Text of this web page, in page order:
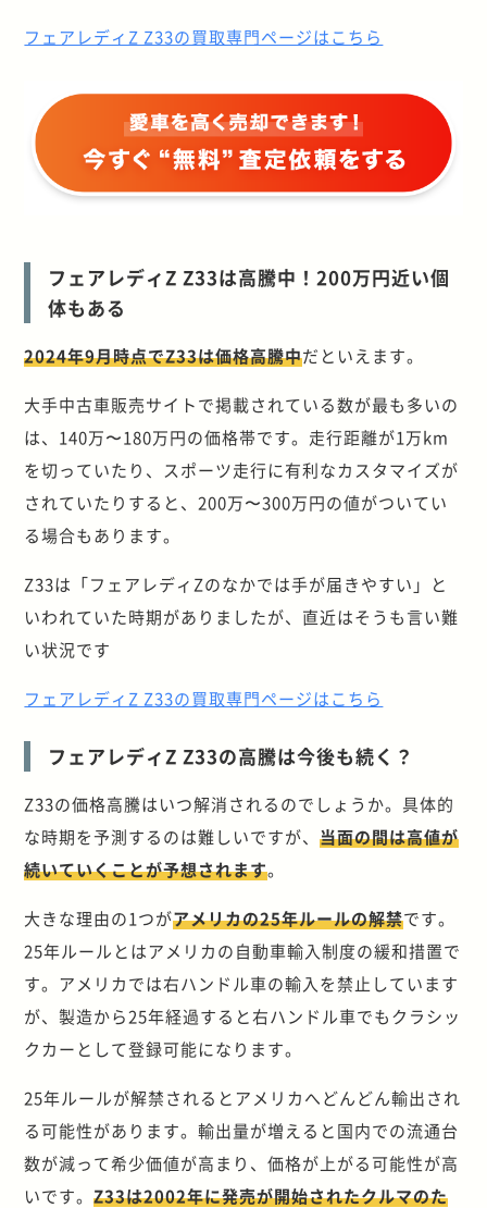
フェアレディZ Z33の買取専門ページはこちら
フェアレディZ Z33は高騰中！200万円近い個
体もある
2024年9月時点でZ33は価格高騰中だといえます。
大手中古車販売サイトで掲載されている数が最も多いの
は、140万〜180万円の価格帯です。走行距離が1万km
を切っていたり、スポーツ走行に有利なカスタマイズが
されていたりすると、200万〜300万円の値がついてい
る場合もあります。
Z33は「フェアレディZのなかでは手が届きやすい」と
いわれていた時期がありましたが、直近はそうも言い難
い状況です
フェアレディZ Z33の買取専門ページはこちら
フェアレディZ Z33の高騰は今後も続く？
Z33の価格高騰はいつ解消されるのでしょうか。具体的
な時期を予測するのは難しいですが、当面の間は高値が
続いていくことが予想されます。
大きな理由の1つがアメリカの25年ルールの解禁です。
25年ルールとはアメリカの自動車輸入制度の緩和措置で
す。アメリカでは右ハンドル車の輸入を禁止しています
が、製造から25年経過すると右ハンドル車でもクラシッ
クカーとして登録可能になります。
25年ルールが解禁されるとアメリカへどんどん輸出され
る可能性があります。輸出量が増えると国内での流通台
数が減って希少価値が高まり、価格が上がる可能性が高
いです。Z33は2002年に発売が開始されたクルマのた